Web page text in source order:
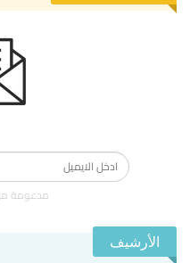
مدعومة
الأرشيف